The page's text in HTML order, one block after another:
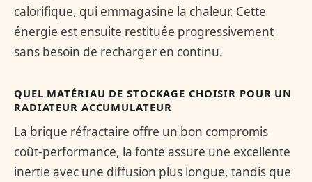
calorifique, qui emmagasine la chaleur. Cette
énergie est ensuite restituée progressivement
sans besoin de recharger en continu.
QUEL MATÉRIAU DE STOCKAGE CHOISIR POUR UN
RADIATEUR ACCUMULATEUR
La brique réfractaire offre un bon compromis
coût-performance, la fonte assure une excellente
inertie avec une diffusion plus longue, tandis que